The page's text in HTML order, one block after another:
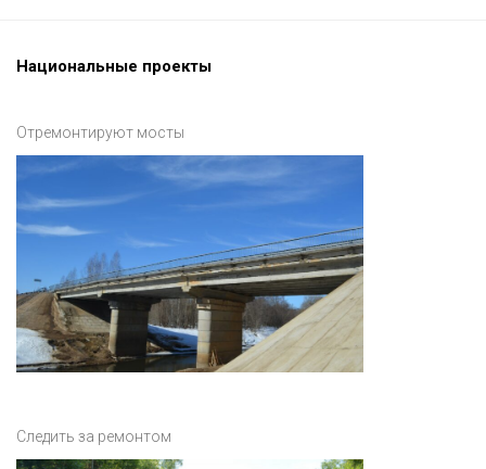
Национальные проекты
Отремонтируют мосты
Следить за ремонтом